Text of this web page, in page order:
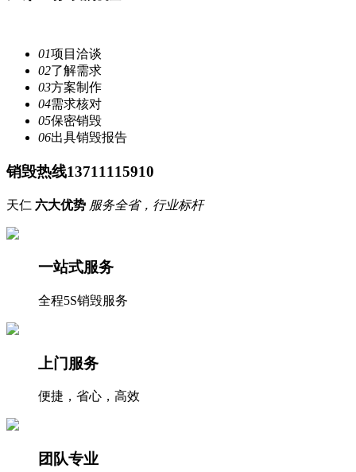
01项目洽谈
02了解需求
03方案制作
04需求核对
05保密销毁
06出具销毁报告
销毁热线13711115910
天仁 六大优势 服务全省，行业标杆
一站式服务
全程5S销毁服务
上门服务
便捷，省心，高效
团队专业